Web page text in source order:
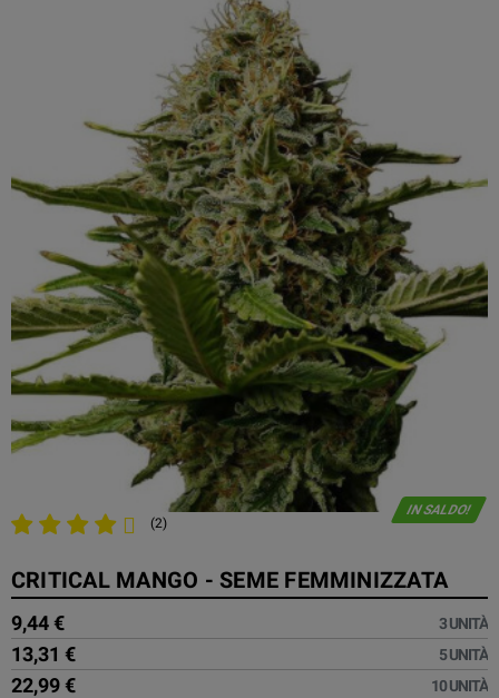
IN SALDO!
(2)
CRITICAL MANGO - SEME FEMMINIZZATA
9,44 € 3 UNITÀ
13,31 € 5 UNITÀ
22,99 € 10 UNITÀ